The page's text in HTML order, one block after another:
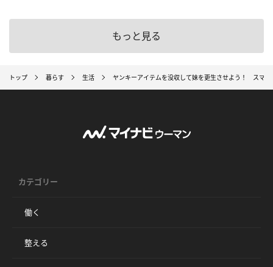
もっと見る
トップ 暮らす 生活 ヤンキーアイテムを没収して妹を更生させよう！ スマ
カテゴリー
働く
整える